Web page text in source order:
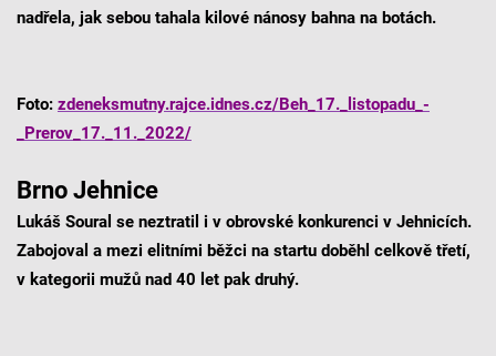
nadřela, jak sebou tahala kilové nánosy bahna na botách.
Foto: zdeneksmutny.rajce.idnes.cz/Beh_17._listopadu_-
_Prerov_17._11._2022/
Brno Jehnice
Lukáš Soural se neztratil i v obrovské konkurenci v Jehnicích.
Zabojoval a mezi elitními běžci na startu doběhl celkově třetí,
v kategorii mužů nad 40 let pak druhý.